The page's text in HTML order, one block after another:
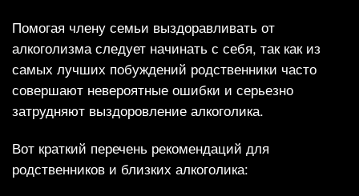
Помогая члену семьи выздоравливать от
алкоголизма следует начинать с себя, так как из
самых лучших побуждений родственники часто
совершают невероятные ошибки и серьезно
затрудняют выздоровление алкоголика.
Вот краткий перечень рекомендаций для
родственников и близких алкоголика: